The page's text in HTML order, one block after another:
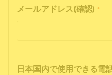
メールアドレス(確認) *
日本国内で使用できる電